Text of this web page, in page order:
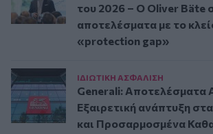
του 2026 – Ο Oliver Bäte
αποτελέσματα με το
«protection gap»
ΙΔΙΩΤΙΚΗ ΑΣΦAΛΙΣΗ
Generali: Αποτελέσματα
Εξαιρετική ανάπτυξη
και Προσαρμοσμένα